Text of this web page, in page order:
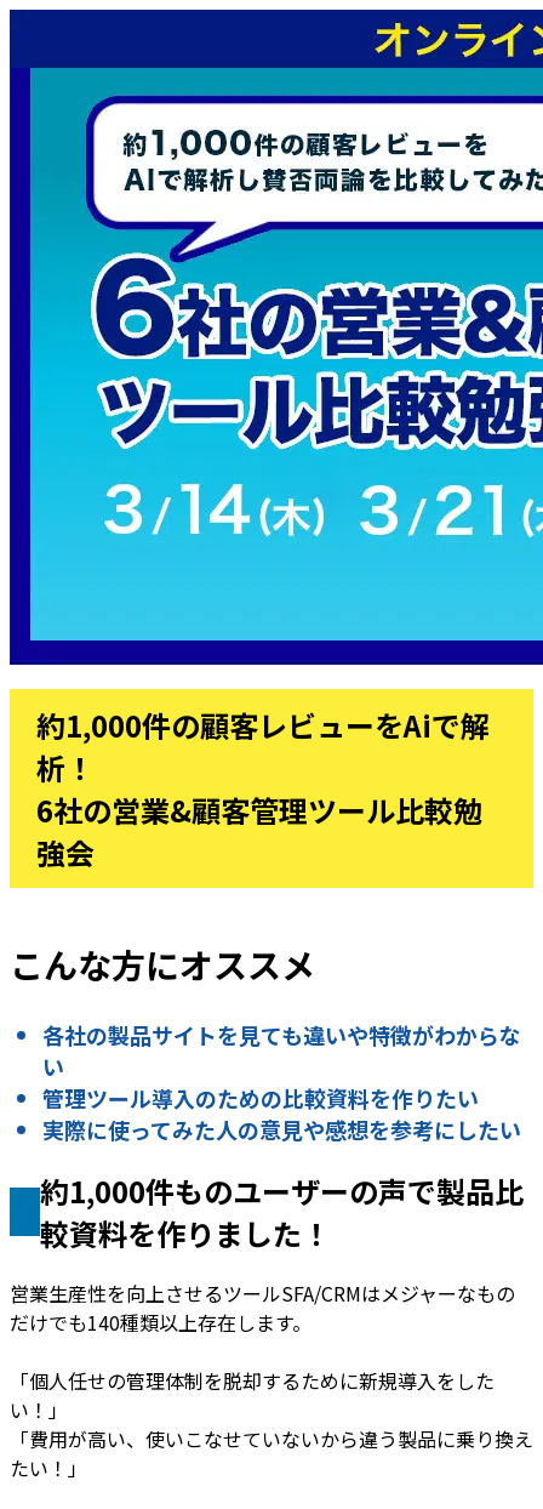
約1,000件の顧客レビューをAiで解
析！
6社の営業&顧客管理ツール比較勉
強会
こんな方にオススメ
各社の製品サイトを見ても違いや特徴がわからな
い
管理ツール導入のための比較資料を作りたい
実際に使ってみた人の意見や感想を参考にしたい
約1,000件ものユーザーの声で製品比
較資料を作りました！
営業生産性を向上させるツールSFA/CRMはメジャーなもの
だけでも140種類以上存在します。
「個人任せの管理体制を脱却するために新規導入をした
い！」
「費用が高い、使いこなせていないから違う製品に乗り換え
たい！」